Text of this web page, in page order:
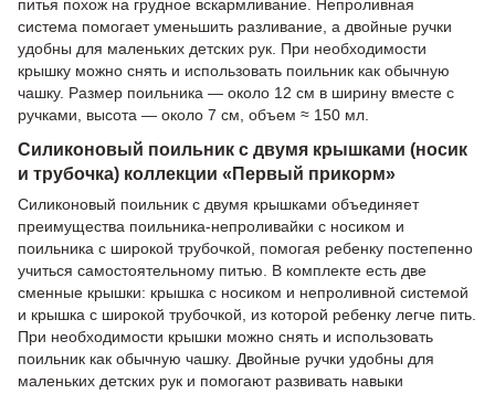
питья похож на грудное вскармливание. Непроливная
система помогает уменьшить разливание, а двойные ручки
удобны для маленьких детских рук. При необходимости
крышку можно снять и использовать поильник как обычную
чашку. Размер поильника — около 12 см в ширину вместе с
ручками, высота — около 7 см, объем ≈ 150 мл.
Силиконовый поильник с двумя крышками (носик
и трубочка) коллекции «Первый прикорм»
Силиконовый поильник с двумя крышками объединяет
преимущества поильника-непроливайки с носиком и
поильника с широкой трубочкой, помогая ребенку постепенно
учиться самостоятельному питью. В комплекте есть две
сменные крышки: крышка с носиком и непроливной системой
и крышка с широкой трубочкой, из которой ребенку легче пить.
При необходимости крышки можно снять и использовать
поильник как обычную чашку. Двойные ручки удобны для
маленьких детских рук и помогают развивать навыки